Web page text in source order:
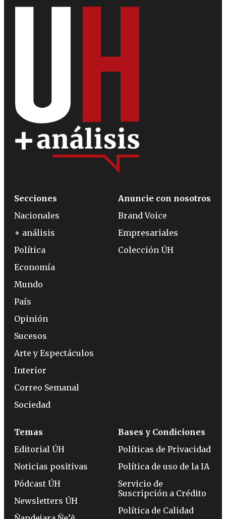
Secciones
Nacionales
+ análisis
Política
Economía
Mundo
País
Opinión
Sucesos
Arte y Espectáculos
Interior
Correo Semanal
Sociedad
Anuncie con nosotros
Brand Voice
Empresariales
Colección ÚH
Temas
Editorial ÚH
Noticias positivas
Pódcast ÚH
Newsletters ÚH
Bases y Condiciones
Políticas de Privacidad
Política de uso de la IA
Servicio de
Suscripción a Crédito
Política de Calidad